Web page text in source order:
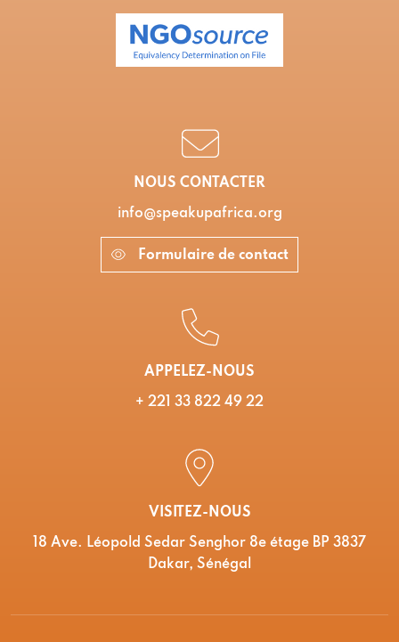
NOUS CONTACTER
info@speakupafrica.org
Formulaire de contact
APPELEZ-NOUS
+ 221 33 822 49 22
VISITEZ-NOUS
18 Ave. Léopold Sedar Senghor 8e étage BP 3837
Dakar, Sénégal